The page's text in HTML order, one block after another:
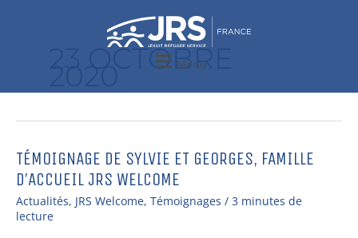
Menu
23 OCTOBRE
TÉMOIGNAGE DE SYLVIE ET GEORGES, FAMILLE
D’ACCUEIL JRS WELCOME
Actualités, JRS Welcome, Témoignages / 3 minutes de
lecture
TÉMOIGNAGE
DE
ET